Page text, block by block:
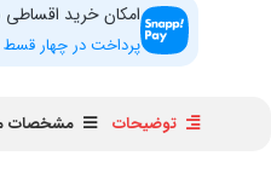
امکان خرید
پرداخت در چهار قسط
توضیحات مشخصات